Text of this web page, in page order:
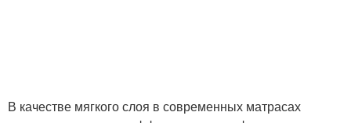
В качестве мягкого слоя в современных матрасах